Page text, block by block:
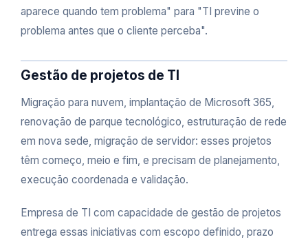
aparece quando tem problema" para "TI previne o
problema antes que o cliente perceba".
Gestão de projetos de TI
Migração para nuvem, implantação de Microsoft 365,
renovação de parque tecnológico, estruturação de rede
em nova sede, migração de servidor: esses projetos
têm começo, meio e fim, e precisam de planejamento,
execução coordenada e validação.
Empresa de TI com capacidade de gestão de projetos
entrega essas iniciativas com escopo definido, prazo